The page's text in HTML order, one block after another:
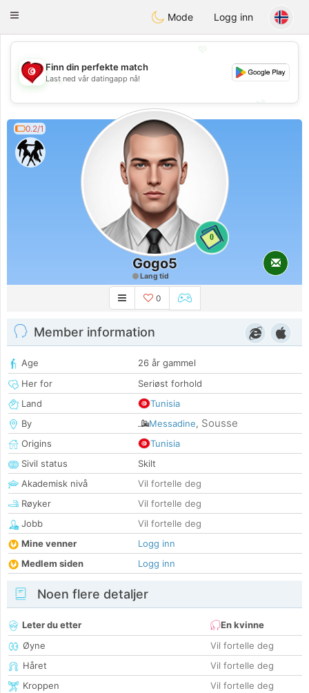
Tunisia Dating
Toggle
Mode Logg inn
💖
💕
💕
Finn din perfekte match
Last ned vår datingapp nå!
0.2/1
0
Gogo5
Lang tid
0
Member information
Age
26 år gammel
Her for
Seriøst forhold
Land
Tunisia
By
Messadine, Sousse
Origins
Tunisia
Sivil status
Skilt
Akademisk nivå
Vil fortelle deg
Røyker
Vil fortelle deg
Jobb
Vil fortelle deg
Mine venner
Logg inn
Medlem siden
Logg inn
Noen flere detaljer
Leter du etter
En kvinne
Øyne
Vil fortelle deg
Håret
Vil fortelle deg
Kroppen
Vil fortelle deg